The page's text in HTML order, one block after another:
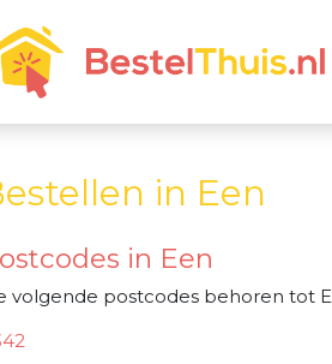
in Een
in Een
volgende postcodes behoren tot